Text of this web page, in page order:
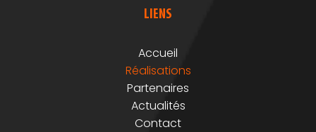
LIENS
Accueil
Réalisations
Partenaires
Actualités
Contact